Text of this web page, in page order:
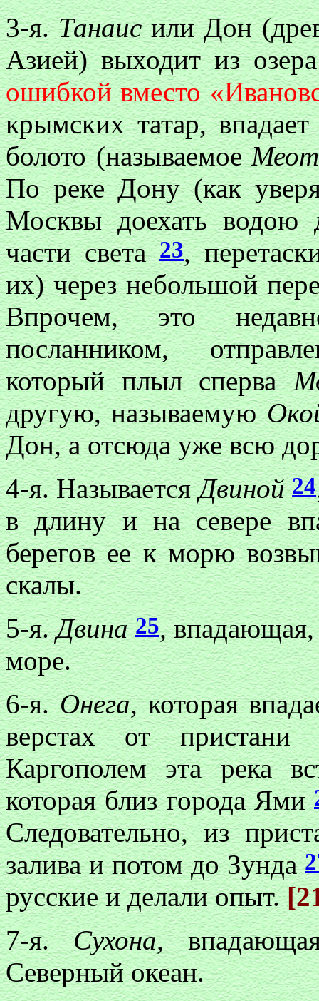
3-я.Танаисили Дон
Азией) выходит из
ошибкой вместо
крымских татар,
болото (называемое
По реке Дону (как
Москвы доехать водою
части света23,
их) через небольшой
Впрочем, это
посланником,
который плыл сперва
другую, называемую
Дон, а отсюда уже всю
4-я. НазываетсяДвиной24
в длину и на севере
берегов ее к морю
скалы.
5-я.Двина25,впадающая,
море.
6-я.Онега,которая
верстах от
Каргополем эта река
которая близ города Ями
Следовательно, из
залива и потом до Зунда
русские и делали опыт.
7-я.Сухона,
Северный океан.